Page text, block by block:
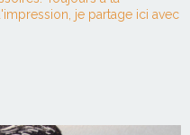
je partage ici avec